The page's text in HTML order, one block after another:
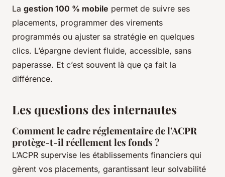
La gestion 100 % mobile permet de suivre ses
placements, programmer des virements
programmés ou ajuster sa stratégie en quelques
clics. L’épargne devient fluide, accessible, sans
paperasse. Et c’est souvent là que ça fait la
différence.
Les questions des internautes
Comment le cadre réglementaire de l'ACPR
protège-t-il réellement les fonds ?
L’ACPR supervise les établissements financiers qui
gèrent vos placements, garantissant leur solvabilité